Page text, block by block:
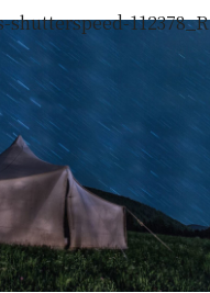
shutterspeed-112378_R